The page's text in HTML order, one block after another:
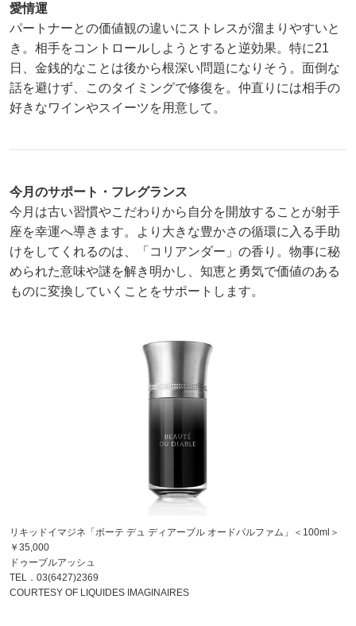
愛情運
パートナーとの価値観の違いにストレスが溜まりやすいと
き。相手をコントロールしようとすると逆効果。特に21
日、金銭的なことは後から根深い問題になりそう。面倒な
話を避けず、このタイミングで修復を。仲直りには相手の
好きなワインやスイーツを用意して。
今月のサポート・フレグランス
今月は古い習慣やこだわりから自分を開放することが射手
座を幸運へ導きます。より大きな豊かさの循環に入る手助
けをしてくれるのは、「コリアンダー」の香り。物事に秘
められた意味や謎を解き明かし、知恵と勇気で価値のある
ものに変換していくことをサポートします。
リキッドイマジネ「ボーテ デュ ディアーブル オードパルファム」＜100ml＞
￥35,000
ドゥーブルアッシュ
TEL．03(6427)2369
COURTESY OF LIQUIDES IMAGINAIRES